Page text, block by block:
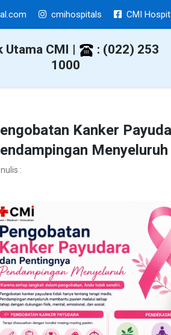
cmihospitals CMI
Utama CMI |
: (022) 253
1000
Kanker
Menyeluruh
: